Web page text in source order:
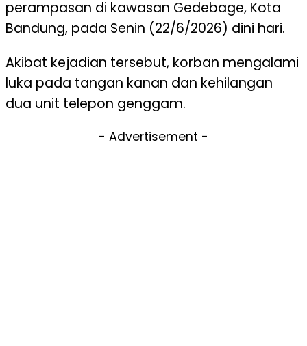
perampasan di kawasan Gedebage, Kota
Bandung, pada Senin (22/6/2026) dini hari.
Akibat kejadian tersebut, korban mengalami
luka pada tangan kanan dan kehilangan
dua unit telepon genggam.
- Advertisement -